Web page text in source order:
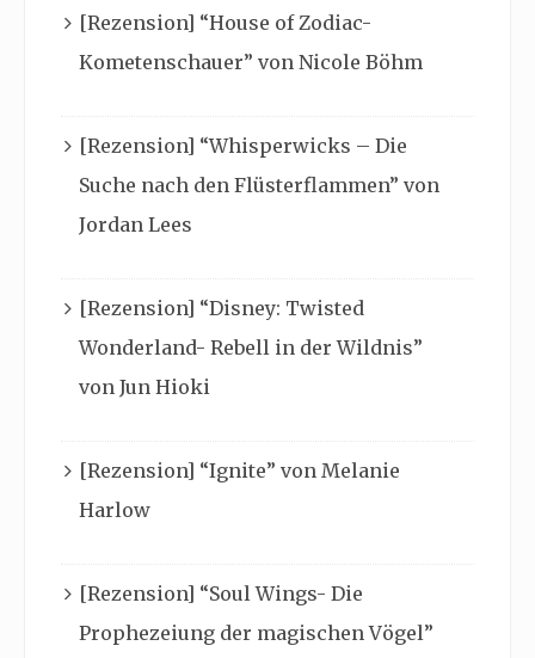
[Rezension] “House of Zodiac-
Kometenschauer” von Nicole Böhm
[Rezension] “Whisperwicks – Die
Suche nach den Flüsterflammen” von
Jordan Lees
[Rezension] “Disney: Twisted
Wonderland- Rebell in der Wildnis”
von Jun Hioki
[Rezension] “Ignite” von Melanie
Harlow
[Rezension] “Soul Wings- Die
Prophezeiung der magischen Vögel”